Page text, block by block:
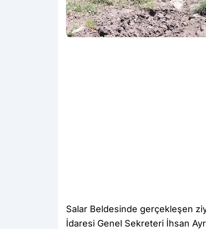
Salar Beldesinde gerçekleşen
İdaresi Genel Sekreteri İhsan